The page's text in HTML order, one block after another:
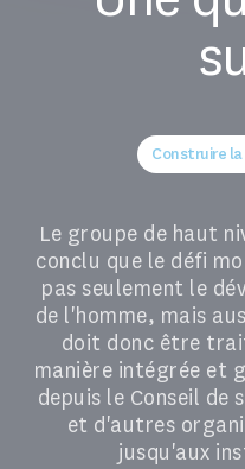
Construire la
Le groupe de haut
conclu que le défi
pas seulement le
de l'homme, mais
doit donc être
manière intégrée et
depuis le Conseil de
et d'autres
jusqu'aux